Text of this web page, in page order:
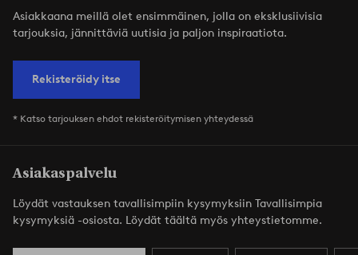
Asiakkaana meillä olet ensimmäinen, jolla on eksklusiivisia
tarjouksia, jännittäviä uutisia ja paljon inspiraatiota.
Rekisteröidy itse
* Katso tarjouksen ehdot rekisteröitymisen yhteydessä
Asiakaspalvelu
Löydät vastauksen tavallisimpiin kysymyksiin Tavallisimpia
kysymyksiä -osiosta. Löydät täältä myös yhteystietomme.